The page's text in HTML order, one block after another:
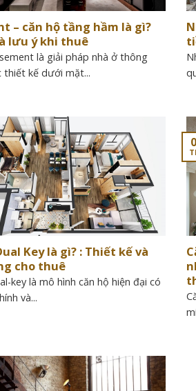
– căn hộ tầng hầm là gì?
lưu ý khi thuê
là giải pháp nhà ở thông
thiết kế dưới mặt...
Key là gì? : Thiết kế và
cho thuê
key là mô hình căn hộ hiện đại có
và...